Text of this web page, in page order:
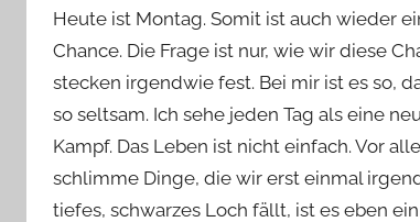
vieles
mehr
n
Y
v
o
n
n
e
Heute ist Montag. Somit ist auch wieder
Chance. Die Frage ist nur, wie wir diese
stecken irgendwie fest. Bei mir ist es so,
so seltsam. Ich sehe jeden Tag als eine
Kampf. Das Leben ist nicht einfach. Vor
schlimme Dinge, die wir erst einmal
tiefes, schwarzes Loch fällt, ist es eben